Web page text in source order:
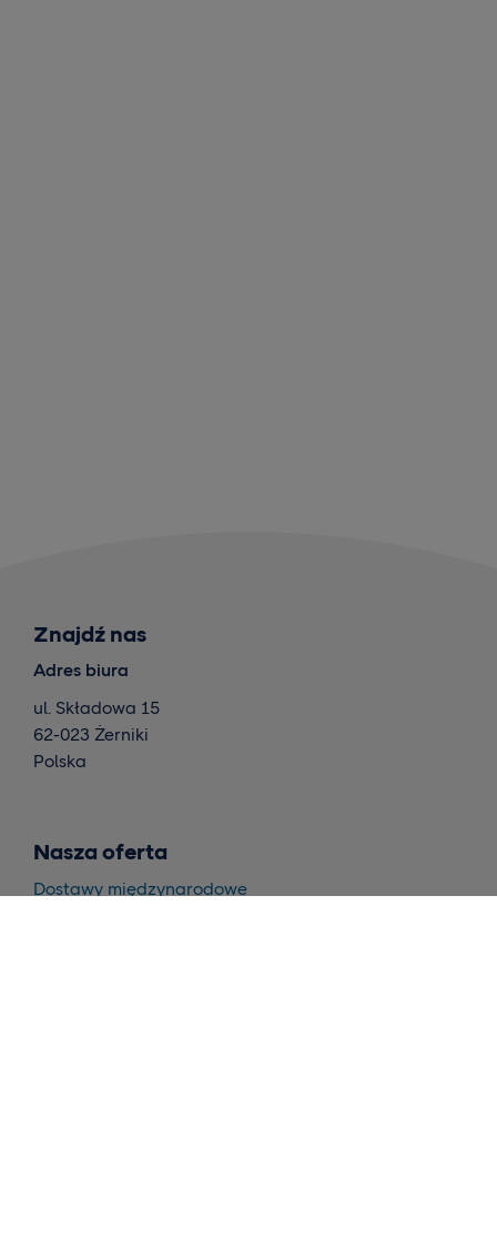
Znajdź nas
Adres biura
ul. Składowa 15
62-023 Żerniki
Polska
Nasza oferta
Dostawy międzynarodowe